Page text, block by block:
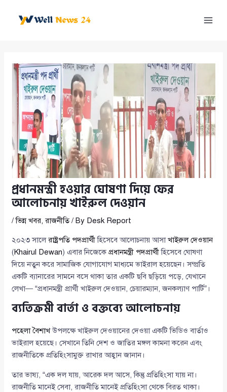
প্রধানমন্ত্রী হওয়ার ঘোষণা দিয়ে ফের
আলোচনায় খাইরুল দেওয়ান
/ভিন্ন খবর,রাজনীতি/ By Desk Report
২০২৩ সালেরাষ্ট্রপতি পদপ্রার্থীহিসেবে আলোচনায় আসাখাইরুল দেওয়ান
(Khairul Dewan) এবার নিজেকেপ্রধানমন্ত্রী পদপ্রার্থীহিসেবে ঘোষণা
দিয়ে নতুন করে সামাজিক যোগাযোগ মাধ্যমে ভাইরাল হয়েছেন। সম্প্রতি
একটি ব্যানারের সামনে বসে থাকা তার একটি ছবি ছড়িয়ে পড়ে, যেখানে
লেখা— “প্রধানমন্ত্রী প্রার্থী খাইরুল দেওয়ান, চেয়ারম্যান, জনকল্যাণ পার্টি”।
ব্যতিক্রমী বার্তা ও বক্তব্যে আলোচনায়
পহেলা বৈশাখউপলক্ষে খাইরুল দেওয়ানের দেওয়া একটি ভিডিও বার্তাও
ভাইরাল হয়েছে। সেখানে তিনি দেশ ও জাতির মঙ্গল কামনা করেন এবং
রাজনীতিকে প্রতিহিংসামুক্ত রাখার আহ্বান জানান।
তার ভাষ্য, “এক দল যায়, আরেক দল আসে, কিন্তু প্রতিহিংসা যায় না।
রাজনীতি মানেই সেবা, রাজনীতি মানেই প্রতিহিংসা থেকে বিরত থাকা।